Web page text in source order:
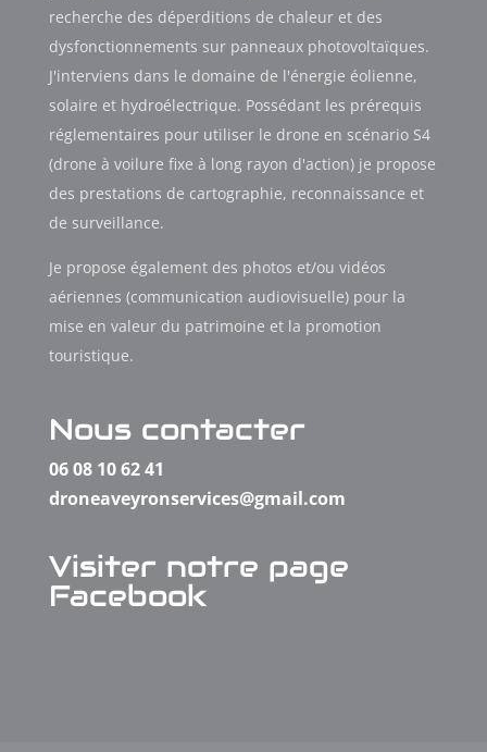
recherche des déperditions de chaleur et des
dysfonctionnements sur panneaux photovoltaïques.
J'interviens dans le domaine de l'énergie éolienne,
solaire et hydroélectrique. Possédant les prérequis
réglementaires pour utiliser le drone en scénario S4
(drone à voilure fixe à long rayon d'action) je propose
des prestations de cartographie, reconnaissance et
de surveillance.
Je propose également des photos et/ou vidéos
aériennes (communication audiovisuelle) pour la
mise en valeur du patrimoine et la promotion
touristique.
Nous contacter
06 08 10 62 41
droneaveyronservices@gmail.com
Visiter notre page
Facebook